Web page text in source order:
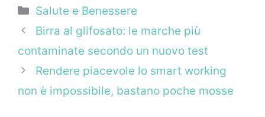
Categorie
Salute e Benessere
Birra al glifosato: le marche più
contaminate secondo un nuovo test
Rendere piacevole lo smart working
non è impossibile, bastano poche mosse